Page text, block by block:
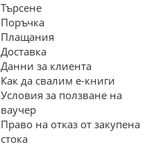
Търсене
Поръчка
Плащания
Доставка
Данни за клиента
Как да свалим е-книги
Условия за ползване на
ваучер
Право на отказ от закупена
стока